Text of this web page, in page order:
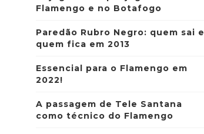
Flamengo e no Botafogo
Paredão Rubro Negro: quem sai e
quem fica em 2013
Essencial para o Flamengo em
2022!
A passagem de Tele Santana
como técnico do Flamengo